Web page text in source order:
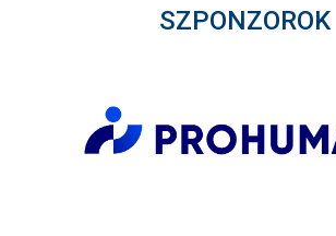
SZPONZOROK